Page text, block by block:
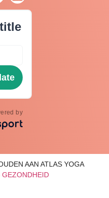
by
AAN ATLAS YOGA
GEZONDHEID